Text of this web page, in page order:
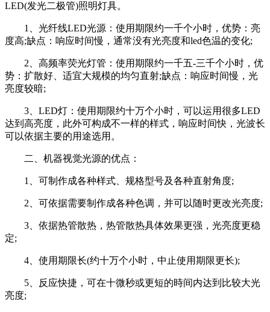
LED(发光二极管)照明灯具。
1、光纤线LED光源：使用期限约一千个小时，优势：亮
度高;缺点：响应时间慢，通常没有光亮度和led色温的变化;
2、高频率荧光灯管：使用期限约一千五-三千个小时，优
势：扩散好、适宜大规模的均匀直射;缺点：响应时间慢，光
亮度较暗;
3、LED灯：使用期限约十万个小时，可以运用很多LED
达到高亮度，此外可构成不一样的样式，响应时间快，光波长
可以依据主要的用途选用。
二、机器视觉光源的优点：
1、可制作成各种样式、规格型号及各种直射角度;
2、可依据需要制作成各种色调，并可以随时更改光亮度;
3、依据热管散热，热管散热具体效果更强，光亮度更稳
定;
4、使用期限长(约十万个小时，中止使用期限更长);
5、反应快捷，可在十微秒或更短的時间内达到比较大光
亮度;